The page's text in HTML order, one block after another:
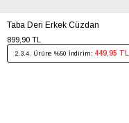
Taba Deri Erkek Cüzdan
899,90 TL
2.3.4. Ürüne %50 İndirim: 449,95 TL